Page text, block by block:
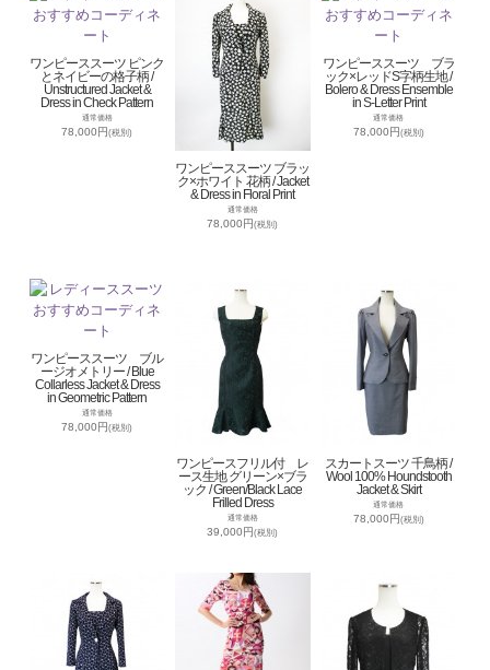
ワンピーススーツ ピンク
とネイビーの格子柄 /
Unstructured Jacket &
Dress in Check Pattern
通常価格
78,000円(税別)
ワンピーススーツ ブラッ
ク×ホワイト 花柄 / Jacket
& Dress in Floral Print
通常価格
78,000円(税別)
ワンピーススーツ ブラ
ック×レッドS字柄生地 /
Bolero & Dress Ensemble
in S-Letter Print
通常価格
78,000円(税別)
ワンピーススーツ ブル
ージオメトリー / Blue
Collarless Jacket & Dress
in Geometric Pattern
通常価格
78,000円(税別)
ワンピースフリル付 レ
ース生地 グリーン×ブラ
ック / Green/Black Lace
Frilled Dress
通常価格
39,000円(税別)
スカートスーツ 千鳥柄 /
Wool 100% Houndstooth
Jacket & Skirt
通常価格
78,000円 (税別)